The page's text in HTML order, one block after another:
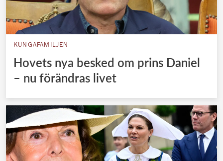
KUNGAFAMILJEN
Hovets nya besked om prins Daniel
– nu förändras livet